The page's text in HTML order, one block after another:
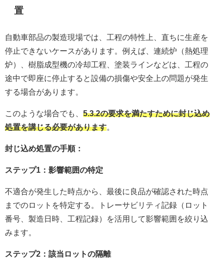
置
自動車部品の製造現場では、工程の特性上、直ちに生産を
停止できないケースがあります。例えば、連続炉（熱処理
炉）、樹脂成型機の冷却工程、塗装ラインなどは、工程の
途中で即座に停止すると設備の損傷や安全上の問題が発生
する場合があります。
このような場合でも、 5.3.2の要求を満たすために封じ込め
処置を講じる必要があります
封じ込め処置の手順：
ステップ1：影響範囲の特定
不適合が発生した時点から、最後に良品が確認された時点
までのロットを特定する。トレーサビリティ記録（ロット
番号、製造日時、工程記録）を活用して影響範囲を絞り込
みます。
ステップ2：該当ロットの隔離